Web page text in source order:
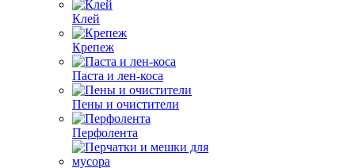
Клей
Крепеж
Паста и лен-коса
Пены и очистители
Перфолента